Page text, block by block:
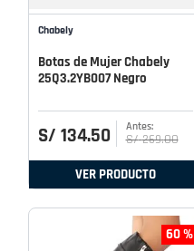
Chabely
Botas de Mujer Chabely
25Q3.2YB007 Negro
S/ 134.50 S/ 269.00
VER PRODUCTO
60 %